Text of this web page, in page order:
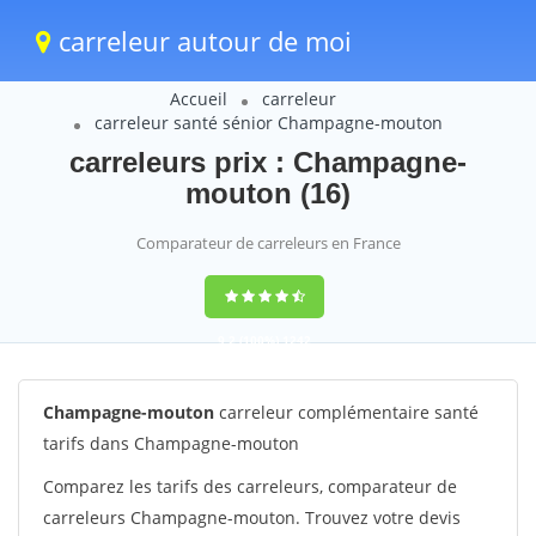
carreleur autour de moi
Accueil
carreleur
carreleur santé sénior Champagne-mouton
carreleurs prix : Champagne-
mouton (16)
Comparateur de carreleurs en France
9,2(100%)1242
votes
Champagne-mouton carreleur complémentaire santé
tarifs dans Champagne-mouton
Comparez les tarifs des carreleurs, comparateur de
carreleurs Champagne-mouton. Trouvez votre devis